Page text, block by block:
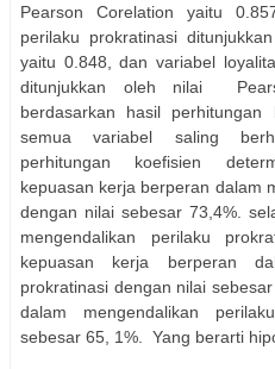
Pearson Corelation yaitu
perilaku prokratinasi
yaitu 0.848, dan variabel
ditunjukkan oleh nilai
berdasarkan hasil perhitungan
semua variabel saling
perhitungan koefisien
kepuasan kerja berperan dalam
dengan nilai sebesar 73,4%.
mengendalikan perilaku
kepuasan kerja berperan
prokratinasi dengan nilai
dalam mengendalikan
sebesar 65, 1%.
Yang berarti